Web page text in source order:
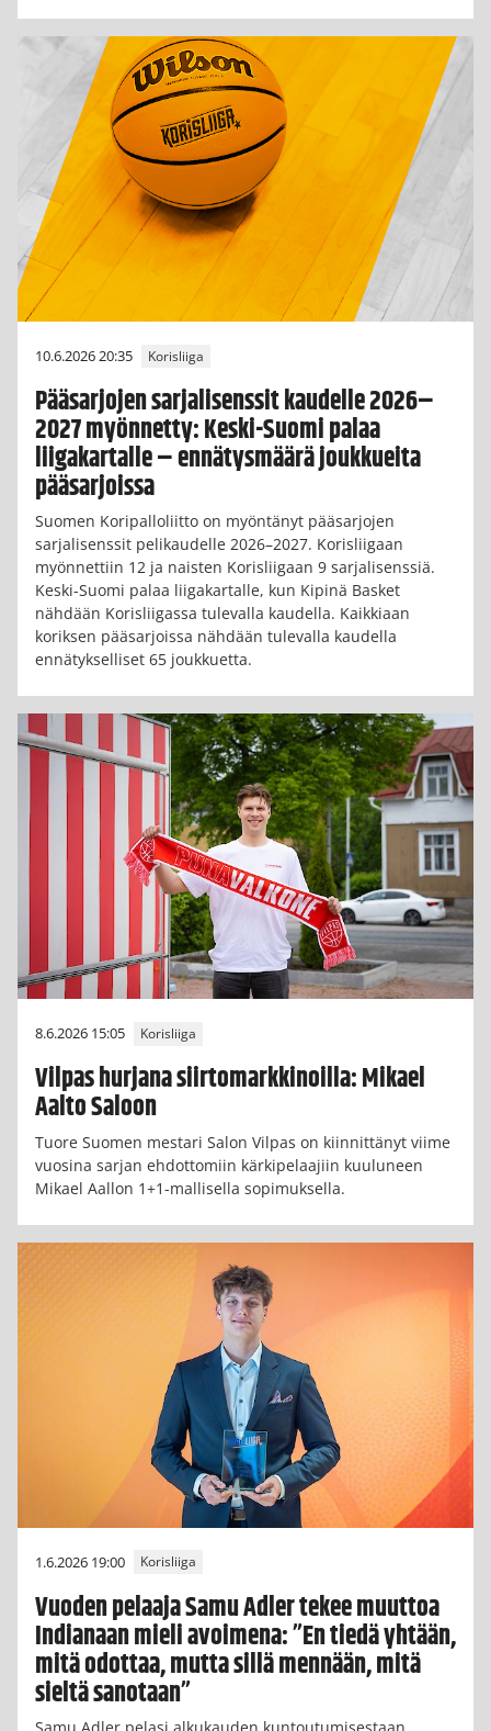
10.6.2026 20:35 Korisliiga
Pääsarjojen sarjalisenssit kaudelle 2026–
2027 myönnetty: Keski-Suomi palaa
liigakartalle – ennätysmäärä joukkueita
pääsarjoissa
Suomen Koripalloliitto on myöntänyt pääsarjojen
sarjalisenssit pelikaudelle 2026–2027. Korisliigaan
myönnettiin 12 ja naisten Korisliigaan 9 sarjalisenssiä.
Keski-Suomi palaa liigakartalle, kun Kipinä Basket
nähdään Korisliigassa tulevalla kaudella. Kaikkiaan
koriksen pääsarjoissa nähdään tulevalla kaudella
ennätykselliset 65 joukkuetta.
8.6.2026 15:05 Korisliiga
Vilpas hurjana siirtomarkkinoilla: Mikael
Aalto Saloon
Tuore Suomen mestari Salon Vilpas on kiinnittänyt viime
vuosina sarjan ehdottomiin kärkipelaajiin kuuluneen
Mikael Aallon 1+1-mallisella sopimuksella.
1.6.2026 19:00 Korisliiga
Vuoden pelaaja Samu Adler tekee muuttoa
Indianaan mieli avoimena: ”En tiedä yhtään,
mitä odottaa, mutta sillä mennään, mitä
sieltä sanotaan”